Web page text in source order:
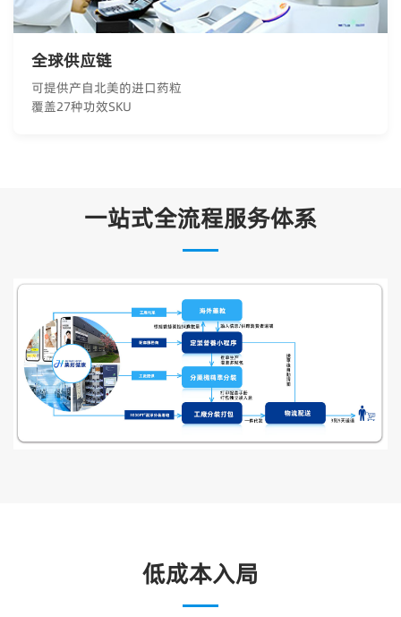
全球供应链
可提供产自北美的进口药粒
覆盖27种功效SKU
一站式全流程服务体系
低成本入局